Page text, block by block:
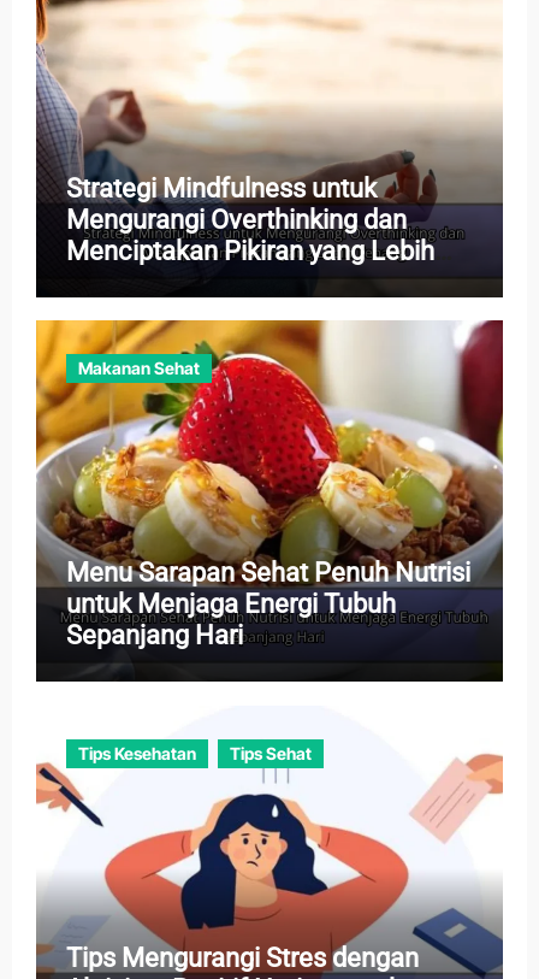
Strategi Mindfulness untuk
Mengurangi Overthinking dan
Menciptakan Pikiran yang Lebih
Makanan Sehat
Menu Sarapan Sehat Penuh Nutrisi
untuk Menjaga Energi Tubuh
Sepanjang Hari
Tips Kesehatan Tips Sehat
Tips Mengurangi Stres dengan